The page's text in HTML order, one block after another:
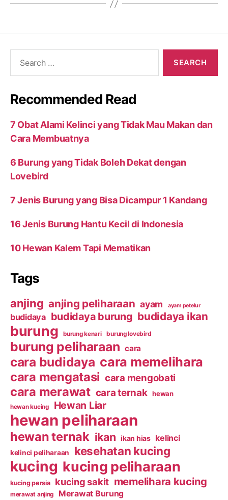
Recommended Read
7 Obat Alami Kelinci yang Tidak Mau Makan dan
Cara Membuatnya
6 Burung yang Tidak Boleh Dekat dengan
Lovebird
7 Jenis Burung yang Bisa Dicampur 1 Kandang
16 Jenis Burung Hantu Kecil di Indonesia
10 Hewan Kalem Tapi Mematikan
Tags
anjing anjing peliharaan ayam ayam petelur
budidaya budidaya burung budidaya ikan
burung burung kenari burung lovebird
burung peliharaan cara
cara budidaya cara memelihara
cara mengatasi cara mengobati
cara merawat cara ternak hewan
hewan kucing Hewan Liar
hewan peliharaan
hewan ternak ikan ikan hias kelinci
kelinci peliharaan kesehatan kucing
kucing kucing peliharaan
kucing persia kucing sakit memelihara kucing
merawat anjing Merawat Burung